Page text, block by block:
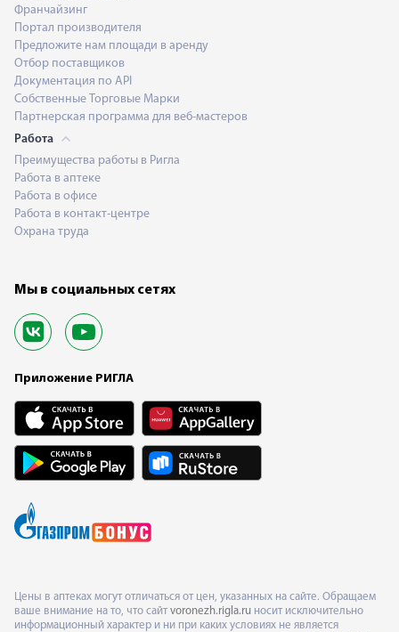
Франчайзинг
Портал производителя
Предложите нам площади в аренду
Отбор поставщиков
Документация по API
Собственные Торговые Марки
Партнерская программа для веб-мастеров
Работа
Преимущества работы в Ригла
Работа в аптеке
Работа в офисе
Работа в контакт-центре
Охрана труда
Мы в социальных сетях
Приложение РИГЛА
Цены в аптеках могут отличаться от цен, указанных на сайте. Обращаем
ваше внимание на то, что сайт voronezh.rigla.ru носит исключительно
информационный характер и ни при каких условиях не является